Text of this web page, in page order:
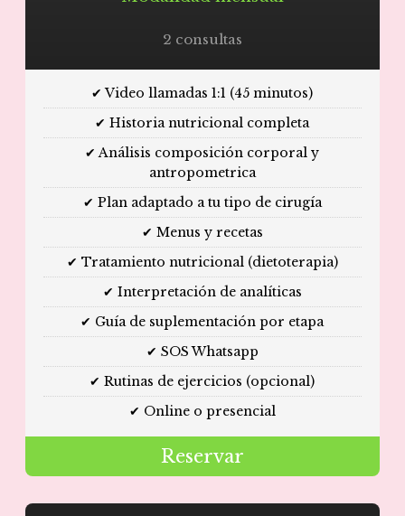
2 consultas
✔ Video llamadas 1:1 (45 minutos)
✔ Historia nutricional completa
✔ Análisis composición corporal y
antropometrica
✔ Plan adaptado a tu tipo de cirugía
✔ Menus y recetas
✔ Tratamiento nutricional (dietoterapia)
✔ Interpretación de analíticas
✔ Guía de suplementación por etapa
✔ SOS Whatsapp
✔ Rutinas de ejercicios (opcional)
✔ Online o presencial
Reservar